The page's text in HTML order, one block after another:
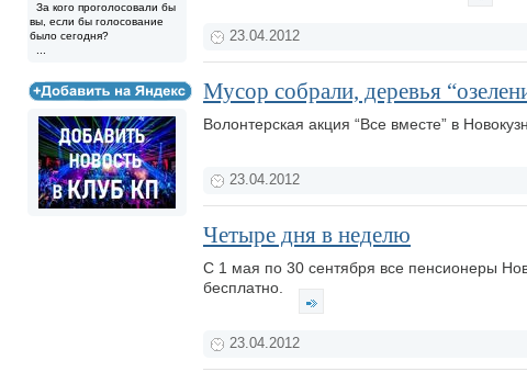
За кого проголосовали бы
вы, если бы голосование
было сегодня?
23.04.2012
Мусор собрали, деревья
Волонтерская акция “Все вместе” в
23.04.2012
Четыре дня в неделю
C 1 мая по 30 сентября все пенсионеры
бесплатно.
23.04.2012